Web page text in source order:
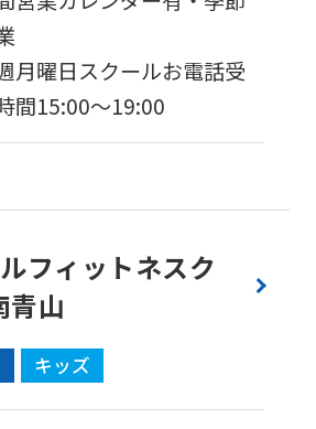
月曜日スクールお電話受
間15:00〜19:00
フィットネスク
青山
キッズ